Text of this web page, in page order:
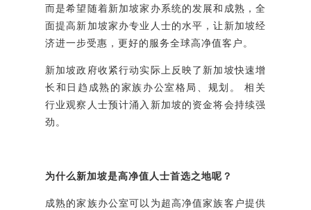
而是希望随着新加坡家办系统的发展和成熟，全
面提高新加坡家办专业人士的水平，让新加坡经
济进一步受惠，更好的服务全球高净值客户。
新加坡政府收紧行动实际上反映了新加坡快速增
长和日趋成熟的家族办公室格局、规划。 相关
行业观察人士预计涌入新加坡的资金将会持续强
劲。
为什么新加坡是高净值人士首选之地呢？
成熟的家族办公室可以为超高净值家族客户提供